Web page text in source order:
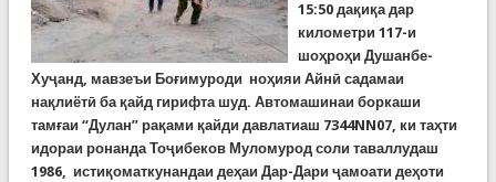
15:50 дақиқа дар
километри 117-и
шоҳроҳи Душанбе-
Хуҷанд, мавзеъи Боғимуроди ноҳияи Айнӣ садамаи
нақлиётӣ ба қайд гирифта шуд. Автомашинаи боркаши
тамғаи “Дулан” рақами қайди давлатиаш 7344NN07, ки таҳти
идораи ронанда Тоҷибеков Муломурод соли таваллудаш
1986, истиқоматкунандаи деҳаи Дар-Дари ҷамоати деҳоти